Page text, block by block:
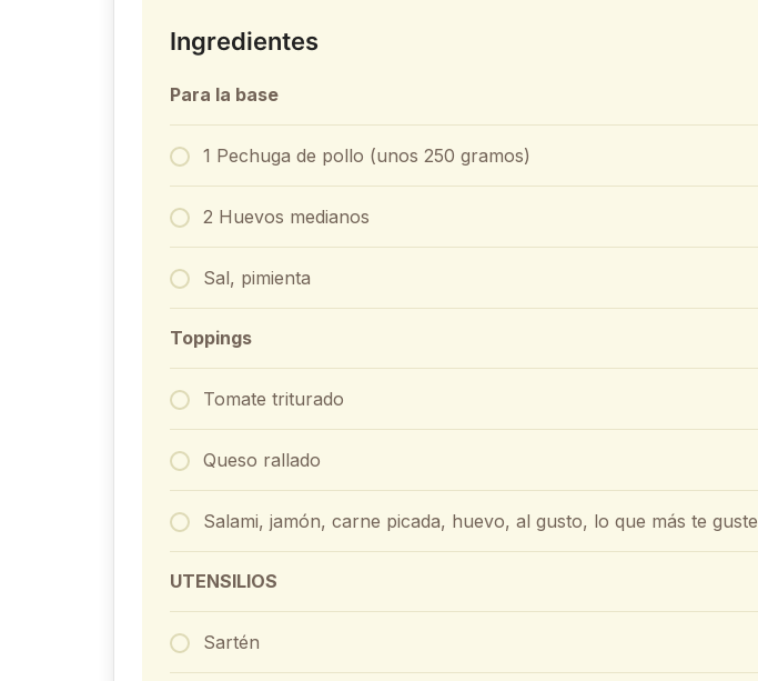
Ingredientes
Para la base
1 Pechuga de pollo (unos 250 gramos)
2 Huevos medianos
Sal, pimienta
Toppings
Tomate triturado
Queso rallado
Salami, jamón, carne picada, huevo, al gusto, lo que más te guste
UTENSILIOS
Sartén